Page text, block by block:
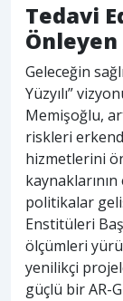
Tedavi
Önleyen
Geleceğin
Yüzyılı”
Memişoğlu,
riskleri
hizmetlerini
kaynaklarının
politikalar
Enstitüleri
ölçümleri
yenilikçi
güçlü bir AR-